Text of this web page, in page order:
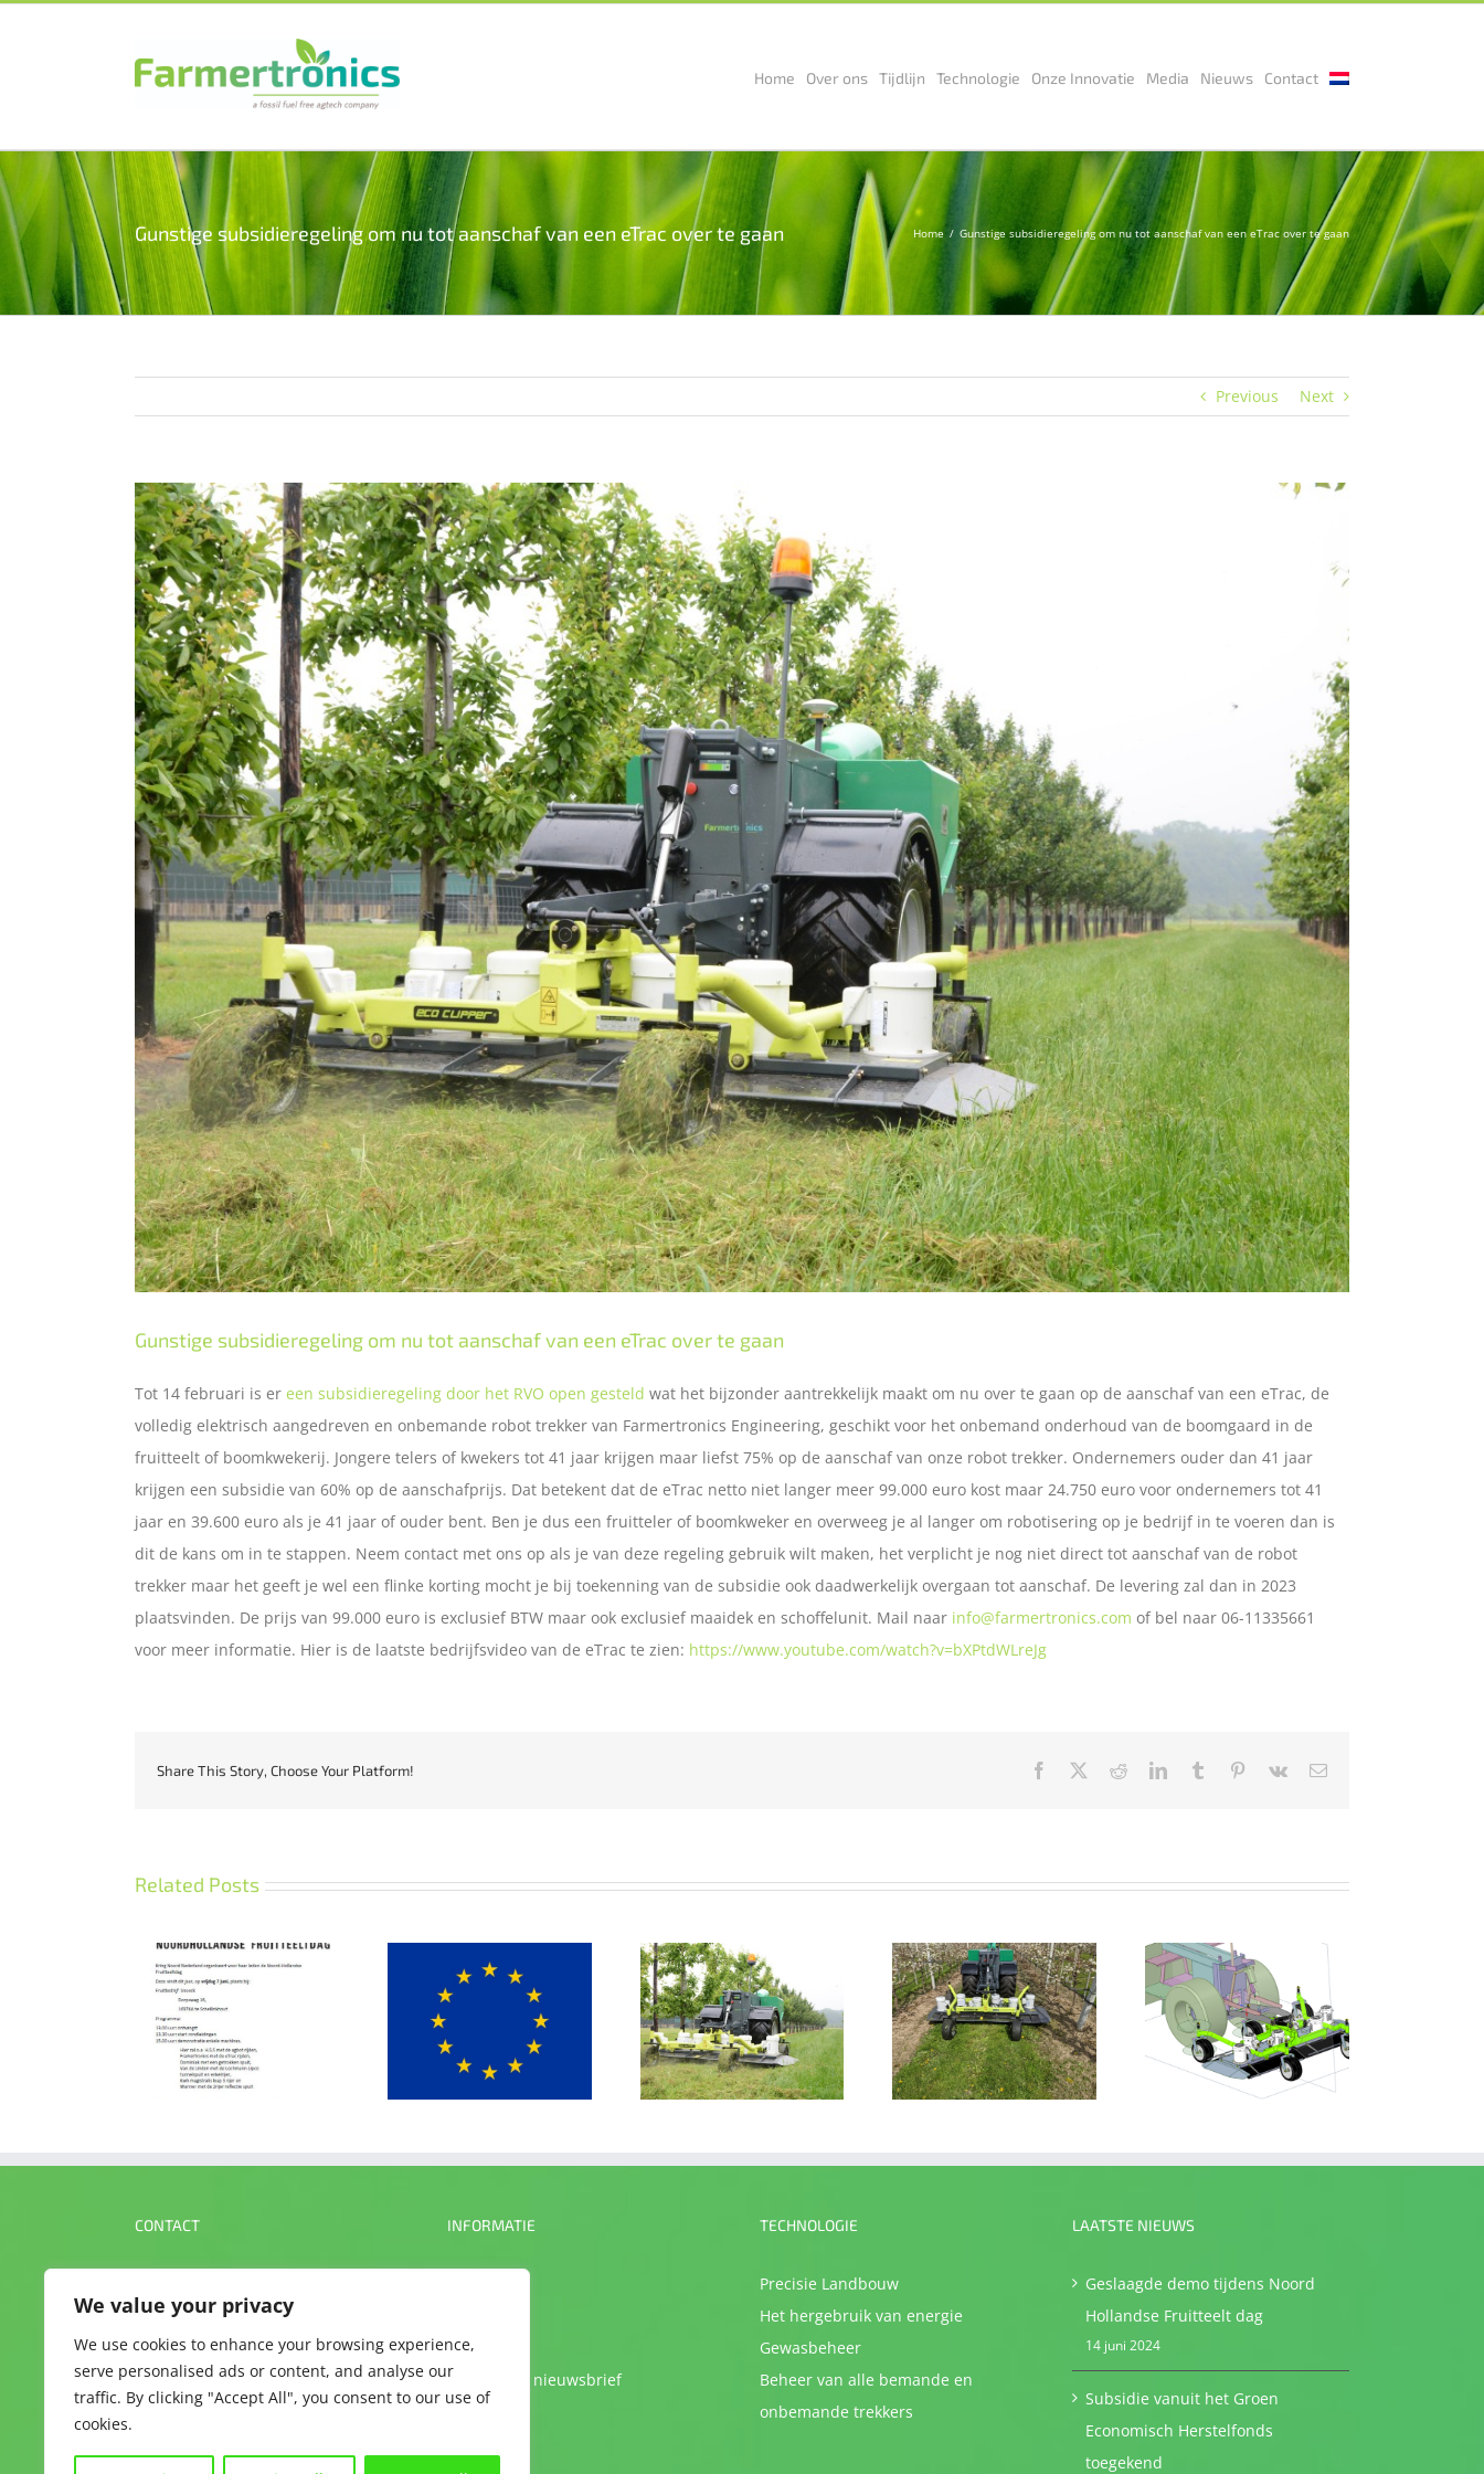
We value your privacy
We use cookies to enhance your browsing experience,
serve personalised ads or content, and analyse our
traffic. By clicking "Accept All", you consent to our use of
cookies.
Home Over ons Tijdlijn Technologie Onze Innovatie Media Nieuws Contact
Gunstige subsidieregeling om nu tot aanschaf van een eTrac over te gaan Home Gunstige subsidieregeling om nu tot aanschaf van een eTrac over te gaan
Previous Next
View
Larger
Image
Gunstige subsidieregeling om nu tot aanschaf van een eTrac over te gaan
Tot 14 februari is er een subsidieregeling door het RVO open gesteld wat het bijzonder aantrekkelijk maakt om nu over te gaan op de aanschaf van een eTrac, de
volledig elektrisch aangedreven en onbemande robot trekker van Farmertronics Engineering, geschikt voor het onbemand onderhoud van de boomgaard in de
fruitteelt of boomkwekerij. Jongere telers of kwekers tot 41 jaar krijgen maar liefst 75% op de aanschaf van onze robot trekker. Ondernemers ouder dan 41 jaar
krijgen een subsidie van 60% op de aanschafprijs. Dat betekent dat de eTrac netto niet langer meer 99.000 euro kost maar 24.750 euro voor ondernemers tot 41
jaar en 39.600 euro als je 41 jaar of ouder bent. Ben je dus een fruitteler of boomkweker en overweeg je al langer om robotisering op je bedrijf in te voeren dan is
dit de kans om in te stappen. Neem contact met ons op als je van deze regeling gebruik wilt maken, het verplicht je nog niet direct tot aanschaf van de robot
trekker maar het geeft je wel een flinke korting mocht je bij toekenning van de subsidie ook daadwerkelijk overgaan tot aanschaf. De levering zal dan in 2023
plaatsvinden. De prijs van 99.000 euro is exclusief BTW maar ook exclusief maaidek en schoffelunit. Mail naar info@farmertronics.com of bel naar 06-11335661
voor meer informatie. Hier is de laatste bedrijfsvideo van de eTrac te zien: https://www.youtube.com/watch?v=bXPtdWLreJg
Share This Story, Choose Your Platform! Facebook RedditLinkedInTumblr Pinterest
Vk Email
Related Posts
Groen Economisch
Herstelfonds toegekend
De eTrac maait nu met
een nauwkeurigheid van
2 centimeter langs een
rechte lijn
De eTrac met de
ecoclipper in de
fruitteelt
De eTrac met de
Ecoclipper
CONTACT
Doctor Huub van Doorneweg 26t2
5753 PM Deurne
Nederland
tel. +31-611335661
INFORMATIE
Contact
Inschrijven nieuwsbrief
TECHNOLOGIE
Precisie Landbouw
Het hergebruik van energie
Gewasbeheer
Beheer van alle bemande en
onbemande trekkers
LAATSTE NIEUWS
Geslaagde demo tijdens Noord
Hollandse Fruitteelt dag
14 juni 2024
Subsidie vanuit het Groen
Economisch Herstelfonds
toegekend